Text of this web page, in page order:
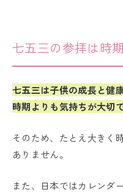
七五三の参拝は時
七五三は子供の成長と健
時期よりも気持ちが大切で
そのため、たとえ大きく
ありません。
また、日本ではカレンダ